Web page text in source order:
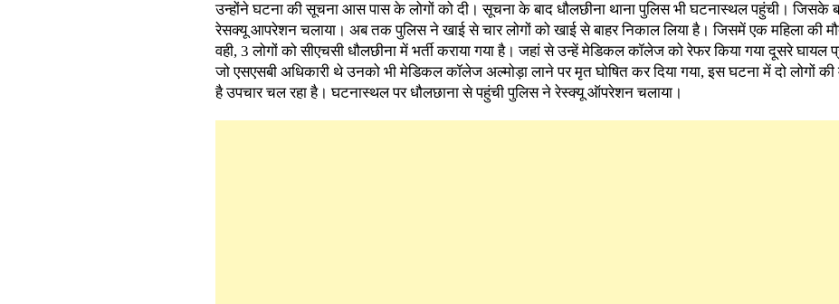
उन्होंने घटना की सूचना आस पास के लोगों को दी। सूचना के बाद धौलछीना थाना पुलिस भी घटनास्थल पहुंची। जिसके
रेसक्यू आपरेशन चलाया। अब तक पुलिस ने खाई से चार लोगों को खाई से बाहर निकाल लिया है। जिसमें एक महिला की
वही, 3 लोगों को सीएचसी धौलछीना में भर्ती कराया गया है। जहां से उन्हें मेडिकल कॉलेज को रेफर किया गया दूसरे घायल
जो एसएसबी अधिकारी थे उनको भी मेडिकल कॉलेज अल्मोड़ा लाने पर मृत घोषित कर दिया गया, इस घटना में दो लोगों की
है उपचार चल रहा है। घटनास्थल पर धौलछाना से पहुंची पुलिस ने रेस्क्यू ऑपरेशन चलाया।